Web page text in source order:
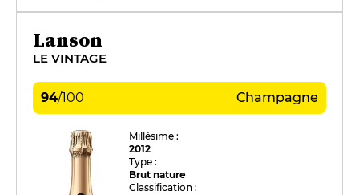
Lanson
LE VINTAGE
94/100 Champagne
Millésime :
2012
Type :
Brut nature
Classification :